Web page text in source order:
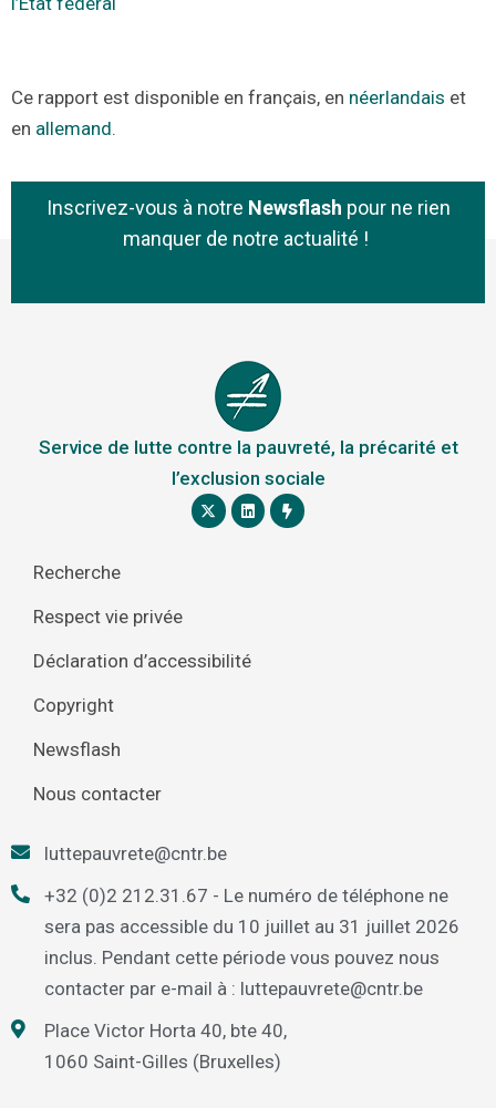
Ce rapport est disponible en français, en néerlandais et
en allemand.
Inscrivez-vous à notre Newsflash pour ne rien
manquer de notre actualité !
Service de lutte contre la pauvreté, la précarité et
l’exclusion sociale
Recherche
Respect vie privée
Déclaration d’accessibilité
Copyright
Newsflash
Nous contacter
luttepauvrete@cntr.be
+32 (0)2 212.31.67 - Le numéro de téléphone ne
sera pas accessible du 10 juillet au 31 juillet 2026
inclus. Pendant cette période vous pouvez nous
contacter par e-mail à : luttepauvrete@cntr.be
Place Victor Horta 40, bte 40,
1060 Saint-Gilles (Bruxelles)